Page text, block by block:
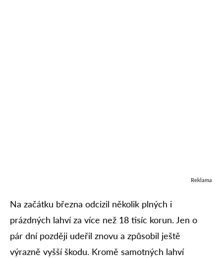
Reklama
Na začátku března odcizil několik plných i
prázdných lahví za více než 18 tisíc korun. Jen o
pár dní později udeřil znovu a způsobil ještě
výrazně vyšší škodu. Kromě samotných lahví